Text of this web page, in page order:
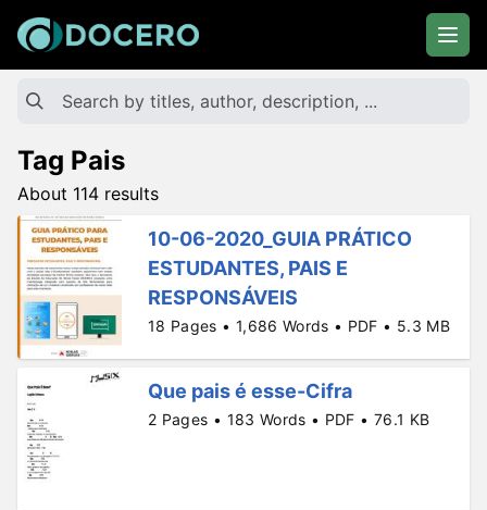
Tag Pais
About 114 results
10-06-2020_GUIA PRÁTICO
ESTUDANTES, PAIS E
RESPONSÁVEIS
18 Pages • 1,686 Words • PDF • 5.3 MB
Que pais é esse-Cifra
2 Pages • 183 Words • PDF • 76.1 KB